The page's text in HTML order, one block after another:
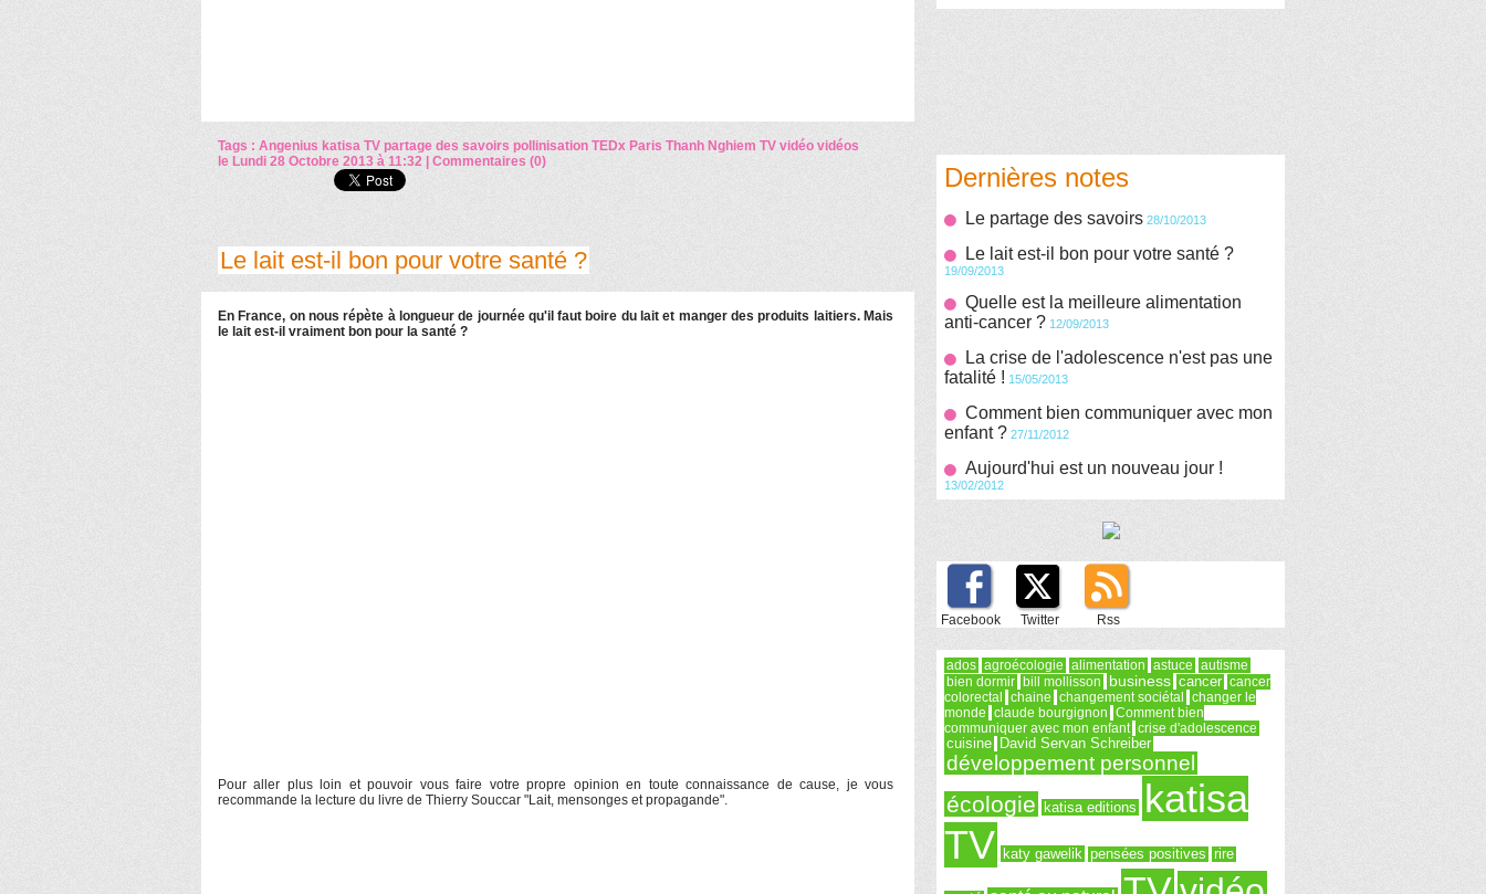
Tags : Angenius katisa TV partage des savoirs pollinisation TEDx Paris Thanh Nghiem TV vidéo vidéos
le Lundi 28 Octobre 2013 à 11:32
Commentaires (0)
Le lait est-il bon pour votre santé ?
En France, on nous répète à longueur de journée qu'il faut boire du lait et manger des produits laitiers. Mais
le lait est-il vraiment bon pour la santé ?
Pour aller plus loin et pouvoir vous faire votre propre opinion en toute connaissance de cause, je vous
recommande la lecture du livre de Thierry Souccar "Lait, mensonges et propagande".
Dernières notes
Le partage des savoirs 28/10/2013
Le lait est-il bon pour votre santé ?
19/09/2013
Quelle est la meilleure alimentation
anti-cancer ? 12/09/2013
La crise de l'adolescence n'est pas une
fatalité ! 15/05/2013
Comment bien communiquer avec mon
enfant ? 27/11/2012
Aujourd'hui est un nouveau jour !
13/02/2012
Facebook Twitter Rss
ados agroécologie alimentation astuce autisme
bien dormir bill mollisson business cancer cancer
colorectal
chaine changement sociétal
changer le
monde claude bourgignon Comment bien
communiquer avec mon enfant crise d'adolescence
cuisine
David Servan Schreiber
développement personnel
écologie katisa editions
katisa
TV katy gawelik pensées positives rire